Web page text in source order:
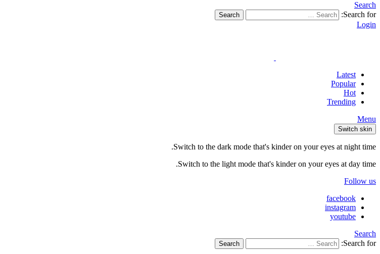
Search
Search for:
Search
Login
Latest
Popular
Hot
Trending
Menu
Switch skin
Switch to the dark mode that's kinder on your eyes at night time.
Switch to the light mode that's kinder on your eyes at day time.
Follow us
facebook
instagram
youtube
Search
Search for:
Search